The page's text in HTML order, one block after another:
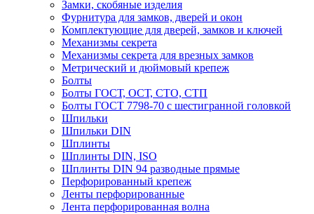
Замки, скобяные изделия
Фурнитура для замков, дверей и окон
Комплектующие для дверей, замков и ключей
Механизмы секрета
Механизмы секрета для врезных замков
Метрический и дюймовый крепеж
Болты
Болты ГОСТ, ОСТ, СТО, СТП
Болты ГОСТ 7798-70 с шестигранной головкой
Шпильки
Шпильки DIN
Шплинты
Шплинты DIN, ISO
Шплинты DIN 94 разводные прямые
Перфорированный крепеж
Ленты перфорированные
Лента перфорированная волна